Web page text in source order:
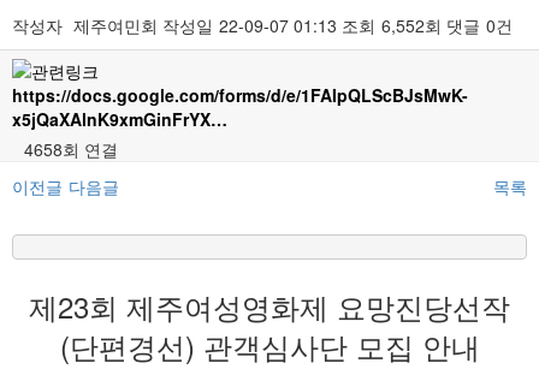
작성자 제주여민회 작성일 22-09-07 01:13 조회 6,552회 댓글 0건
https://docs.google.com/forms/d/e/1FAIpQLScBJsMwK-
x5jQaXAlnK9xmGinFrYX…
4658회 연결
이전글 다음글 목록
본문
제23회 제주여성영화제 요망진당선작
(단편경선) 관객심사단 모집 안내